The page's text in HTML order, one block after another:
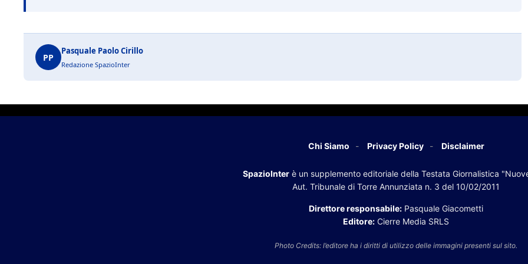
PP
Pasquale Paolo Cirillo
Redazione SpazioInter
Chi Siamo Privacy Policy Disclaimer
SpazioInterè un supplemento editoriale della Testata Giornalistica
Aut. Tribunale di Torre Annunziata n. 3 del 10/02/2011
Direttore responsabile: Pasquale Giacometti
Editore: Cierre Media SRLS
Photo Credits: l’editore ha i diritti di utilizzo delle immagini presenti sul sito.